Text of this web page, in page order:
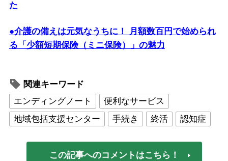
た
●介護の備えは元気なうちに！ 月額数百円で始められ
る「少額短期保険（ミニ保険）」の魅力
関連キーワード
エンディングノート
便利なサービス
地域包括支援センター
手続き 終活 認知症
この記事へのコメントはこちら！